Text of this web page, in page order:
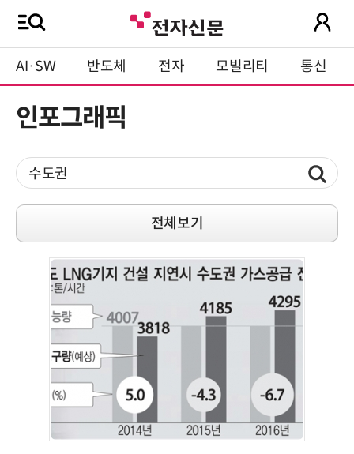
AI·SW 반도체 전자 모빌리티 통신
인포그래픽
전체보기